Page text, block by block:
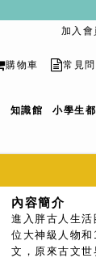
加入會
購物車 常見
知識館 小學生
內容簡介
進入胖古人生活
位大神級人物和
文，原來古文世